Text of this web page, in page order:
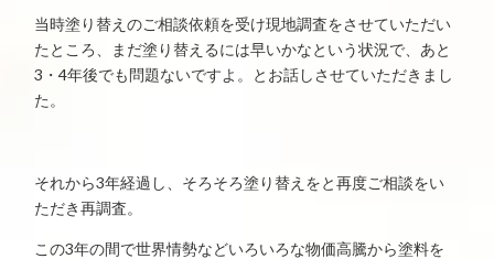
当時塗り替えのご相談依頼を受け現地調査をさせていただい
たところ、まだ塗り替えるには早いかなという状況で、あと
3・4年後でも問題ないですよ。とお話しさせていただきまし
た。
それから3年経過し、そろそろ塗り替えをと再度ご相談をい
ただき再調査。
この3年の間で世界情勢などいろいろな物価高騰から塗料を